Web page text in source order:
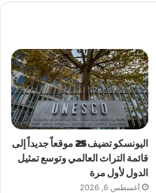
اليونسكو تضيف 25 موقعاً جديداً إلى
قائمة التراث العالمي وتوسع تمثيل
الدول لأول مرة
أغسطس 6, 2026